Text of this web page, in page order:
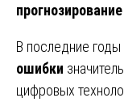
прогнозирование
В последние годы
ошибки
цифровых